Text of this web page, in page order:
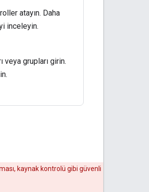
atayın. Daha
inceleyin.
grupları girin.
kaynak kontrolü gibi güvenli